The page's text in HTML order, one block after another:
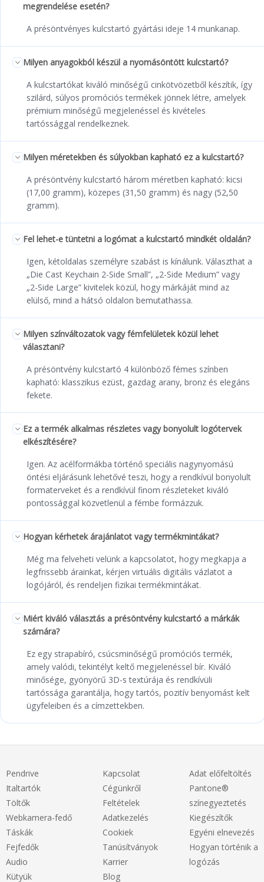
megrendelése esetén?
A présöntvényes kulcstartó gyártási ideje 14 munkanap.
Milyen anyagokból készül a nyomásöntött kulcstartó?
A kulcstartókat kiváló minőségű cinkötvözetből készítik, így
szilárd, súlyos promóciós termékek jönnek létre, amelyek
prémium minőségű megjelenéssel és kivételes
tartóssággal rendelkeznek.
Milyen méretekben és súlyokban kapható ez a kulcstartó?
A présöntvény kulcstartó három méretben kapható: kicsi
(17,00 gramm), közepes (31,50 gramm) és nagy (52,50
gramm).
Fel lehet-e tüntetni a logómat a kulcstartó mindkét oldalán?
Igen, kétoldalas személyre szabást is kínálunk. Választhat a
„Die Cast Keychain 2-Side Small”, „2-Side Medium” vagy
„2-Side Large” kivitelek közül, hogy márkáját mind az
elülső, mind a hátsó oldalon bemutathassa.
Milyen színváltozatok vagy fémfelületek közül lehet
választani?
A présöntvény kulcstartó 4 különböző fémes színben
kapható: klasszikus ezüst, gazdag arany, bronz és elegáns
fekete.
Ez a termék alkalmas részletes vagy bonyolult logótervek
elkészítésére?
Igen. Az acélformákba történő speciális nagynyomású
öntési eljárásunk lehetővé teszi, hogy a rendkívül bonyolult
formaterveket és a rendkívül finom részleteket kiváló
pontossággal közvetlenül a fémbe formázzuk.
Hogyan kérhetek árajánlatot vagy termékmintákat?
Még ma felveheti velünk a kapcsolatot, hogy megkapja a
legfrissebb árainkat, kérjen virtuális digitális vázlatot a
logójáról, és rendeljen fizikai termékmintákat.
Miért kiváló választás a présöntvény kulcstartó a márkák
számára?
Ez egy strapabíró, csúcsminőségű promóciós termék,
amely valódi, tekintélyt keltő megjelenéssel bír. Kiváló
minősége, gyönyörű 3D-s textúrája és rendkívüli
tartóssága garantálja, hogy tartós, pozitív benyomást kelt
ügyfeleiben és a címzettekben.
Pendrive
Italtartók
Töltők
Webkamera-fedő
Táskák
Fejfedők
Audio
Kütyük
Kapcsolat
Cégünkről
Feltételek
Adatkezelés
Cookiek
Tanúsítványok
Karrier
Blog
Adat előfeltöltés
Pantone®
színegyeztetés
Kiegészítők
Egyéni elnevezés
Hogyan történik a
logózás